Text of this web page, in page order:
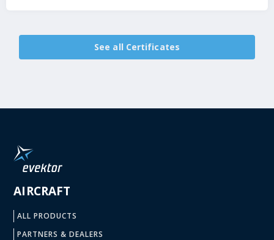
See all Certificates
AIRCRAFT
ALL PRODUCTS
PARTNERS & DEALERS